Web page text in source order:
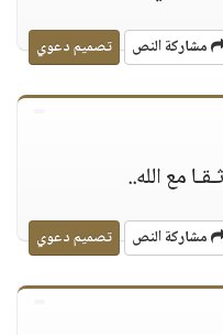
مشاركة النص تصميم دعوي
مع الله..
مشاركة النص تصميم دعوي